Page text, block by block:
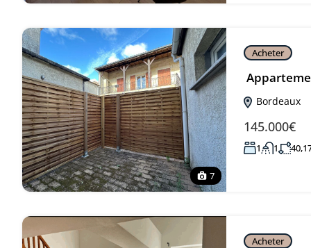
7
Acheter
Bordeaux
145.000€
1 1
Acheter